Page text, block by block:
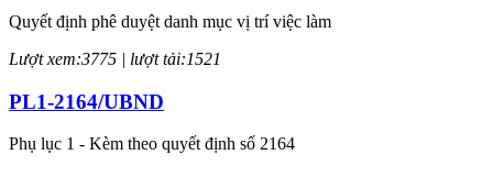
Quyết định phê duyệt danh mục vị trí việc làm
Lượt xem:3775 | lượt tải:1521
PL1-2164/UBND
Phụ lục 1 - Kèm theo quyết định số 2164